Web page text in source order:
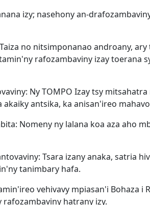
izy; nasehony an-
no nitsimponanao androany,
rafozambaviny izay toerana
Ny TOMPO Izay tsy
akaiky antsika, ka anisan'ireo
Nomeny ny lalana koa aza aho
Tsara izany anaka, satria
tanimbary hafa.
vehivavy mpiasan'i Bohaza
hatrany izy.